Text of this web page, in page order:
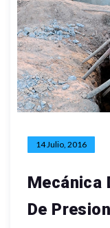
14 Julio, 2016
Mecánica
De